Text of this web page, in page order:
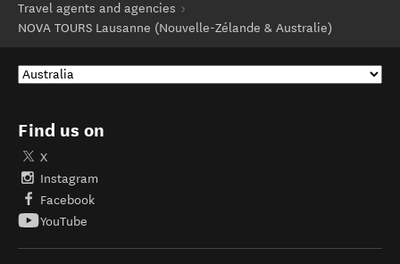
Travel agents and agencies
NOVA TOURS Lausanne (Nouvelle-Zélande & Australie)
Find us on
X
Instagram
Facebook
YouTube